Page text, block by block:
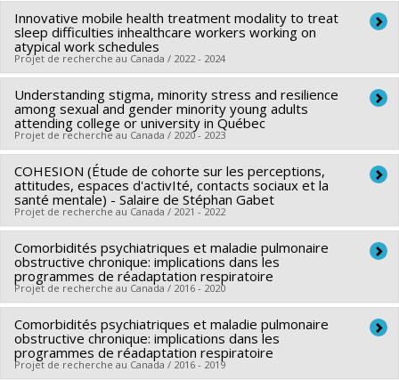
Geneidy
Funding sources: IRSC/Instituts de recherche en santé du
Canada
Grant programs:PVXXXXXX-(PJT) Subvention Projet
Lead researcher : Julie Carrier
Co-researchers : Grégory Moullec,Guido Simonelli
H. Bastien,Annie Vallières,Yvan Leanza
Funding sources: SPIIE/Secrétariat des programmes
interorganismes à l’intention des établissements
Grant programs:PVXXXXXX-Fonds Nouvelles frontières en
recherche - Appels spéciaux
Innovative mobile health treatment modality to treat
sleep difficulties inhealthcare workers working on
atypical work schedules
Projet de recherche au Canada / 2022 - 2024
Lead researcher : Julie Carrier
Co-researchers : Grégory Moullec,Guido Simonelli
H. Bastien,Annie Vallières,Yvan Leanza
Funding sources: SPIIE/Secrétariat des programmes
interorganismes à l’intention des établissements
Grant programs:PVXXXXXX-Fonds Nouvelles frontières en
recherche - Appels spéciaux
Understanding stigma, minority stress and resilience
among sexual and gender minority young adults
attending college or university in Québec
Projet de recherche au Canada / 2020 - 2023
Lead researcher : Olivier Ferlatte
Co-researchers : Katherine Frohlich,Grégory Moullec
Geneviève Gariépy,Jorge Florès-Aranda
Funding sources:
CRSH/Conseil de recherches en sciences
humaines du Canada
Grant programs: PV153480-Subventions de
développement Savoir
COHESION (Étude de cohorte sur les perceptions,
attitudes, espaces d'activIté, contacts sociaux et la
santé mentale) - Salaire de Stéphan Gabet
Projet de recherche au Canada / 2021 - 2022
Co-researchers : Yan Kestens, Grégory Moullec
Funding sources:Agence de santé publique du Canada
Grant programs:
Comorbidités psychiatriques et maladie pulmonaire
obstructive chronique: implications dans les
programmes de réadaptation respiratoire
Projet de recherche au Canada / 2016 - 2020
Lead researcher : Grégory Moullec
Funding sources:FRQS/Fonds de recherche du Québec -
Santé (FRSQ)
Comorbidités psychiatriques et maladie pulmonaire
obstructive chronique: implications dans les
programmes de réadaptation respiratoire
Projet de recherche au Canada / 2016 - 2019